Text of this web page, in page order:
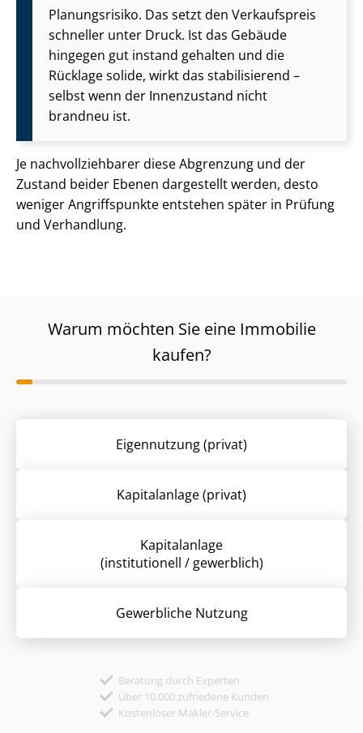
Planungsrisiko. Das setzt den Verkaufspreis
schneller unter Druck. Ist das Gebäude
hingegen gut instand gehalten und die
Rücklage solide, wirkt das stabilisierend –
selbst wenn der Innenzustand nicht
brandneu ist.
Je nach­voll­zieh­ba­rer diese Abgrenzung und der
Zustand beider Ebenen dargestellt werden, desto
weniger Angriffspunkte entstehen später in Prüfung
und Verhandlung.
Warum möchten Sie eine Immobilie
kaufen?
Eigennutzung (privat)
Kapitalanlage (privat)
Kapitalanlage
(institutionell / gewerblich)
Gewerbliche Nutzung
Beratung durch Experten
Über 10.000 zufriedene Kunden
Kostenloser Makler-Service